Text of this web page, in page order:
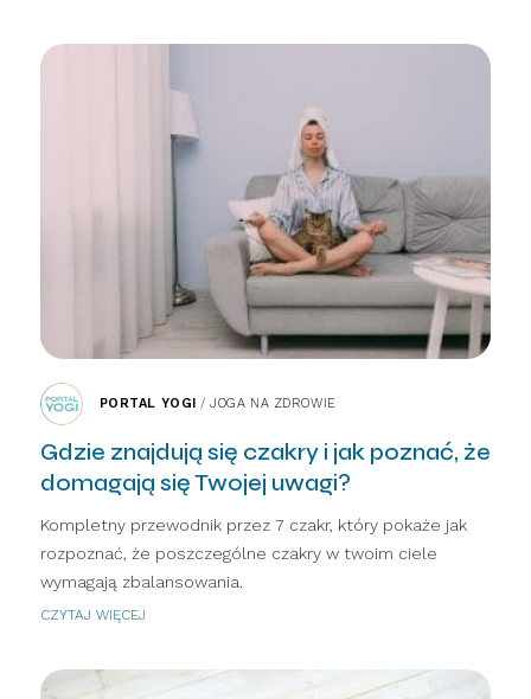
PORTAL YOGI /JOGA NA ZDROWIE
Gdzie znajdują się czakry i jak poznać, że
domagają się Twojej uwagi?
Kompletny przewodnik przez 7 czakr, który pokaże jak
rozpoznać, że poszczególne czakry w twoim ciele
wymagają zbalansowania.
CZYTAJ WIĘCEJ